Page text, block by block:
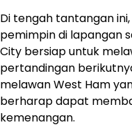
Di tengah tantangan
pemimpin di lapangan
City bersiap untuk
pertandingan
melawan West Ham
berharap dapat
kemenangan.